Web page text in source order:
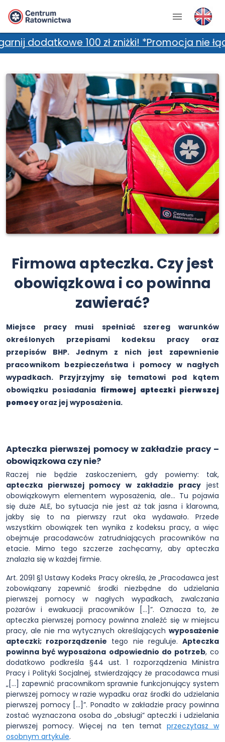
100 zł zniżki! *Promocja nie łączy
Firmowa apteczka. Czy jest
obowiązkowa i co powinna
zawierać?
Miejsce pracy musi spełniać szereg warunków
określonych przepisami kodeksu pracy oraz
przepisów BHP. Jednym z nich jest zapewnienie
pracownikom bezpieczeństwa i pomocy w nagłych
wypadkach. Przyjrzyjmy się tematowi pod kątem
obowiązku posiadania firmowej apteczki pierwszej
pomocyoraz jej wyposażenia.
Apteczka pierwszej pomocy w zakładzie pracy –
obowiązkowa czy nie?
Raczej nie będzie zaskoczeniem, gdy powiemy: tak,
apteczka pierwszej pomocy w zakładzie pracy jest
obowiązkowym elementem wyposażenia, ale… Tu pojawia
się duże ALE, bo sytuacja nie jest aż tak jasna i klarowna,
jakby się to na pierwszy rzut oka wydawało. Przede
wszystkim obowiązek ten wynika z kodeksu pracy, a więc
obejmuje pracodawców zatrudniających pracowników na
etacie. Mimo tego szczerze zachęcamy, aby apteczka
znalazła się w każdej firmie.
Art. 2091 §1 Ustawy Kodeks Pracy określa, że „Pracodawca jest
zobowiązany zapewnić środki niezbędne do udzielania
pierwszej pomocy w nagłych wypadkach, zwalczania
pożarów i ewakuacji pracowników […]”. Oznacza to, że
apteczka pierwszej pomocy powinna znaleźć się w miejscu
pracy, ale nie ma wytycznych określających wyposażenie
apteczki; rozporządzenie tego nie reguluje.Apteczka
powinna być wyposażona odpowiednio do potrzeb, co
dodatkowo podkreśla §44 ust. 1 rozporządzenia Ministra
Pracy i Polityki Socjalnej, stwierdzający że pracodawca musi
„[...] zapewnić pracownikom sprawnie funkcjonujący system
pierwszej pomocy w razie wypadku oraz środki do udzielania
pierwszej pomocy […]”. Ponadto w zakładzie pracy powinna
zostać wyznaczona osoba do „obsługi” apteczki i udzielania
pierwszej pomocy. Więcej na ten temat przeczytasz w
osobnym artykule.